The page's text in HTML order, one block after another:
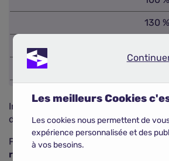
130 %
Informations relevées en mars 2025
de 30 ans habitant à Bordeaux.
Pour choisir la meilleure
remboursement
Les meilleurs Cookies
Les cookies nous permettent de
expérience personnalisée et des
à vos besoins.
Continuer